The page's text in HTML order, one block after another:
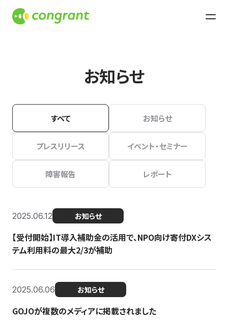
お知らせ
すべて お知らせ
プレスリリース イベント・セミナー
障害報告 レポート
2025.06.12 お知らせ
【受付開始】IT導入補助金の活用で、NPO向け寄付DXシス
テム利用料の最大2/3が補助
2025.06.06 お知らせ
GOJOが複数のメディアに掲載されました